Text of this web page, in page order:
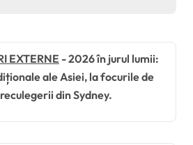
EXTERNE -2026 în jurul lumii:
ale Asiei, la focurile de
din Sydney.